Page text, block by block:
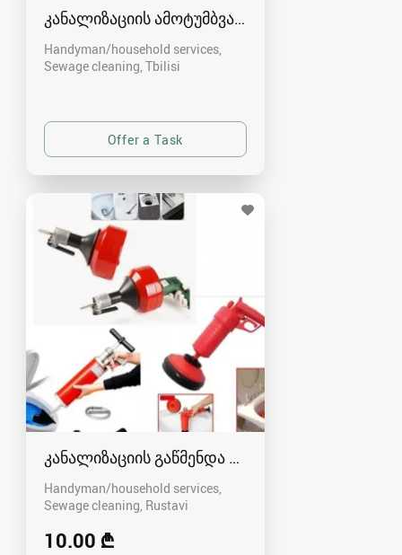
კანალიზაციის ამოტუმბვა, გაწმენდა
Handyman/household services,
Sewage cleaning Tbilisi
კანალიზაციის გაწმენდა რუსთავში - 591004680
Handyman/household services,
Sewage cleaning Rustavi
10.00 ₾